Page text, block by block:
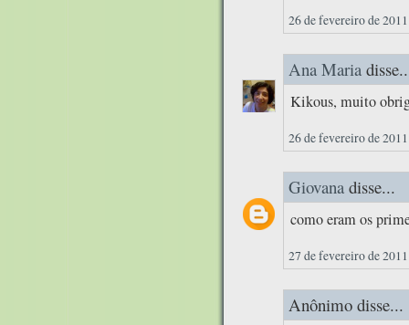
26 de fevereiro de
Ana Maria
Kikous, muito
26 de fevereiro de
Giovana disse...
como eram os
27 de fevereiro de
Anônimo disse...